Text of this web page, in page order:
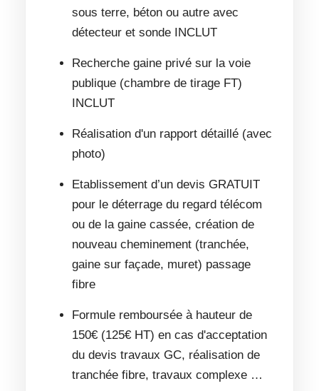
sous terre, béton ou autre avec
détecteur et sonde INCLUT
Recherche gaine privé sur la voie
publique (chambre de tirage FT)
INCLUT
Réalisation d'un rapport détaillé (avec
photo)
Etablissement d’un devis GRATUIT
pour le déterrage du regard télécom
ou de la gaine cassée, création de
nouveau cheminement (tranchée,
gaine sur façade, muret) passage
fibre
Formule remboursée à hauteur de
150€ (125€ HT) en cas d'acceptation
du devis travaux GC, réalisation de
tranchée fibre, travaux complexe …